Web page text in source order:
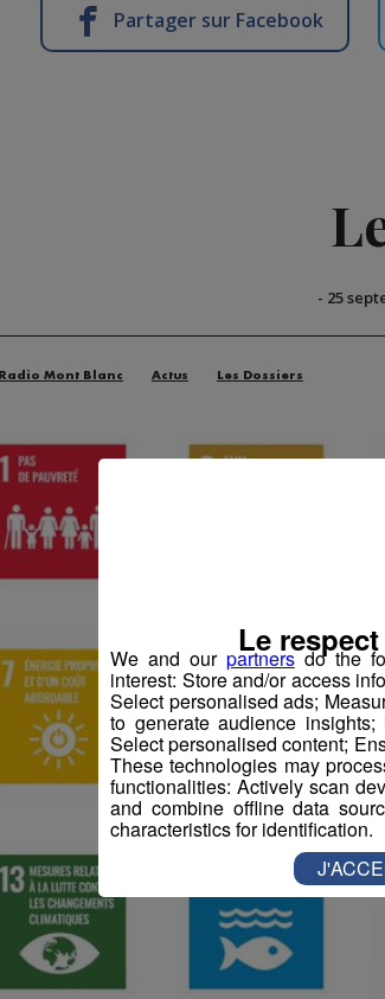
Partager sur Facebook
- 25
Radio Mont Blanc Actus Les Dossiers
We and our partnersdo the
interest: Store and/or access
Select personalised ads;
to generate audience
Select personalised content;
These technologies may
functionalities: Actively scan
and combine offline data
characteristics for identification.
Le